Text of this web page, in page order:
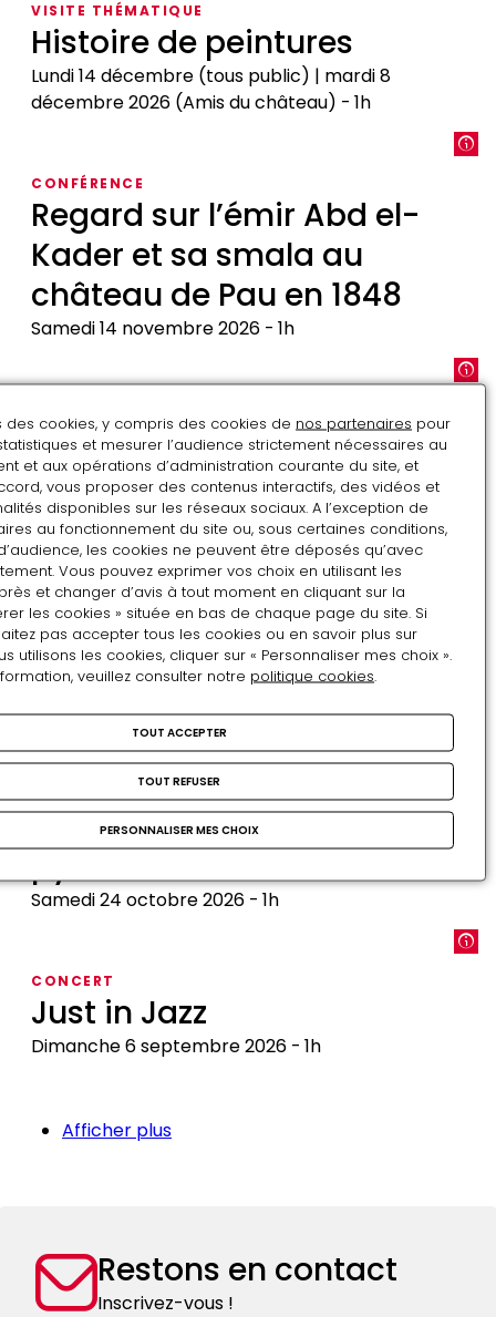
cheval
Histoire de peintures
Lundi 14 décembre (tous public) | mardi 8
décembre 2026 (Amis du château)
1h
VISITE THÉMATIQUE
peintures
Regard sur l’émir Abd el-
Kader et sa smala au
château de Pau en 1848
Samedi 14 novembre 2026 1h
CONFÉRENCE
sur
l’émir
Abd
el-
Kader
et
sa
smala
au
château
de
Pau
en
Histoire de céramiques
Lundi 16 novembre (tous public) | mardi 10
novembre 2026 (Amis du château)
1h
Histoire
de
céramiques
Histoire de tapisseries
Lundi 12 octobre (tous public) | mardi 6 octobre
2026 (Amis du château)
1h
VISITE THÉMATIQUE
Histoire
tapisseries
Le château de Pau dans
l'invention du paysage
Samedi 24 octobre 2026 1h
CONFÉRENCE
de
Pau
dans
paysage
Just in Jazz
Dimanche 6 septembre 2026 1h
CONCERT
Jazz Afficher plus
Restons en contact
Inscrivez-vous !
des cookies, y compris des cookies de nos partenaires pour
et mesurer l’audience strictement nécessaires au
et aux opérations d’administration courante du site, et
vous proposer des contenus interactifs, des vidéos et
disponibles sur les réseaux sociaux. A l’exception de
au fonctionnement du site ou, sous certaines conditions,
les cookies ne peuvent être déposés qu’avec
Vous pouvez exprimer vos choix en utilisant les
et changer d’avis à tout moment en cliquant sur la
les cookies » située en bas de chaque page du site. Si
pas accepter tous les cookies ou en savoir plus sur
utilisons les cookies, cliquer sur « Personnaliser mes choix ».
veuillez consulter notre politique cookies.
TOUT ACCEPTER
TOUT REFUSER
PERSONNALISER MES CHOIX